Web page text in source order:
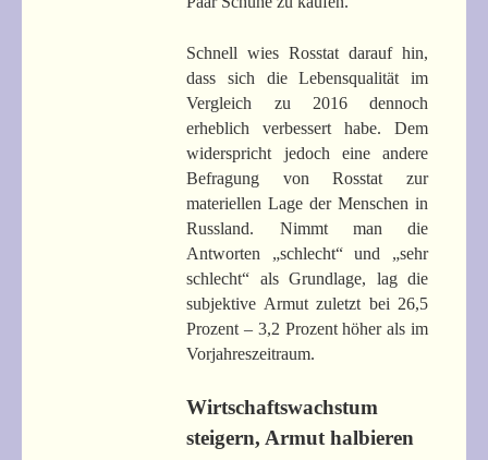
Schnell wies Rosstat darauf hin,
dass sich die Lebensqualität im
Vergleich zu 2016 dennoch
erheblich verbessert habe. Dem
widerspricht jedoch eine andere
Befragung von Rosstat zur
materiellen Lage der Menschen in
Russland. Nimmt man die
Antworten „schlecht“ und „sehr
schlecht“ als Grundlage, lag die
subjektive Armut zuletzt bei 26,5
Prozent – 3,2 Prozent höher als im
Vorjahreszeitraum.
Wirtschaftswachstum
steigern, Armut halbieren